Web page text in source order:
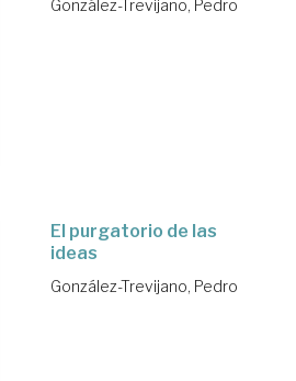
González-Trevijano, Pedro
El purgatorio de las
ideas
González-Trevijano, Pedro